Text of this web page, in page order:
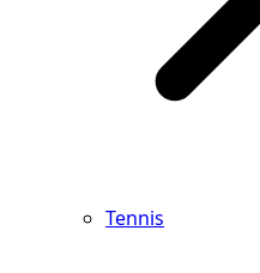
Tennis